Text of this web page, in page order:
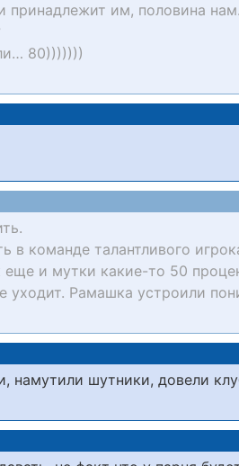
принадлежит им, половина нам.
80)))))))
в команде талантливого
и мутки какие-то 50
уходит. Рамашка устроили
намутили шутники, довели